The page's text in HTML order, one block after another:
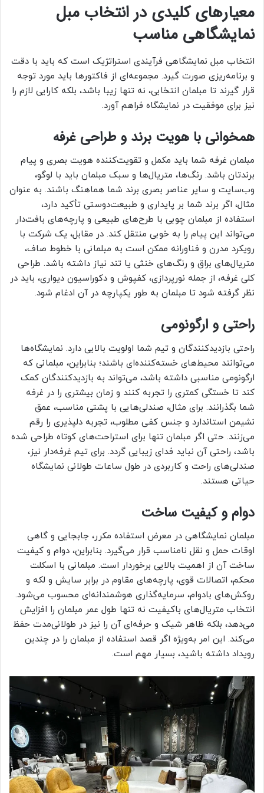
معیارهای کلیدی در انتخاب مبل
نمایشگاهی مناسب
انتخاب مبل نمایشگاهی فرآیندی استراتژیک است که باید با دقت
و برنامه‌ریزی صورت گیرد. مجموعه‌ای از فاکتورها باید مورد توجه
قرار گیرند تا مبلمان انتخابی، نه تنها زیبا باشد، بلکه کارایی لازم را
نیز برای موفقیت در نمایشگاه فراهم آورد.
همخوانی با هویت برند و طراحی غرفه
مبلمان غرفه شما باید مکمل و تقویت‌کننده هویت بصری و پیام
برندتان باشد. رنگ‌ها، متریال‌ها و سبک مبلمان باید با لوگو،
وب‌سایت و سایر عناصر بصری برند شما هماهنگ باشند. به عنوان
مثال، اگر برند شما بر پایداری و طبیعت‌دوستی تأکید دارد،
استفاده از مبلمان چوبی با طرح‌های طبیعی و پارچه‌های بافت‌دار
می‌تواند این پیام را به خوبی منتقل کند. در مقابل، یک شرکت با
رویکرد مدرن و فناورانه ممکن است به مبلمانی با خطوط صاف،
متریال‌های براق و رنگ‌های خنثی یا تند نیاز داشته باشد. طراحی
کلی غرفه، از جمله نورپردازی، کفپوش و دکوراسیون دیواری، باید در
نظر گرفته شود تا مبلمان به طور یکپارچه در آن ادغام شود.
راحتی و ارگونومی
راحتی بازدیدکنندگان و تیم شما اولویت بالایی دارد. نمایشگاه‌ها
می‌توانند محیط‌های خسته‌کننده‌ای باشند؛ بنابراین، مبلمانی که
ارگونومی مناسبی داشته باشد، می‌تواند به بازدیدکنندگان کمک
کند تا خستگی کمتری را تجربه کنند و زمان بیشتری را در غرفه
شما بگذرانند. برای مثال، صندلی‌هایی با پشتی مناسب، عمق
نشیمن استاندارد و جنس کفی مطلوب، تجربه دلپذیری را رقم
می‌زنند. حتی اگر مبلمان تنها برای استراحت‌های کوتاه طراحی شده
باشد، راحتی آن نباید فدای زیبایی گردد. برای تیم غرفه‌دار نیز،
صندلی‌های راحت و کاربردی در طول ساعات طولانی نمایشگاه
حیاتی هستند.
دوام و کیفیت ساخت
مبلمان نمایشگاهی در معرض استفاده مکرر، جابجایی و گاهی
اوقات حمل و نقل نامناسب قرار می‌گیرد. بنابراین، دوام و کیفیت
ساخت آن از اهمیت بالایی برخوردار است. مبلمانی با اسکلت
محکم، اتصالات قوی، پارچه‌های مقاوم در برابر سایش و لکه و
روکش‌های بادوام، سرمایه‌گذاری هوشمندانه‌ای محسوب می‌شود.
انتخاب متریال‌های باکیفیت نه تنها طول عمر مبلمان را افزایش
می‌دهد، بلکه ظاهر شیک و حرفه‌ای آن را نیز در طولانی‌مدت حفظ
می‌کند. این امر به‌ویژه اگر قصد استفاده از مبلمان را در چندین
رویداد داشته باشید، بسیار مهم است.